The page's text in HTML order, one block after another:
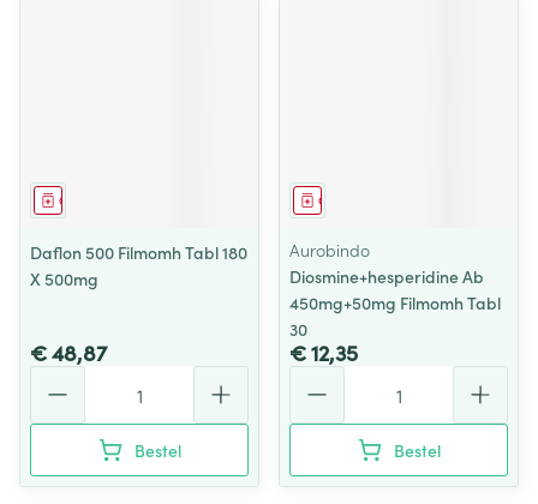
Geneesmiddel
Daflon 500 Filmomh Tabl 180
X 500mg
€ 48,87
Bestel
Geneesmiddel
Aurobindo
Diosmine+hesperidine Ab
450mg+50mg Filmomh Tabl
30
€ 12,35
Bestel